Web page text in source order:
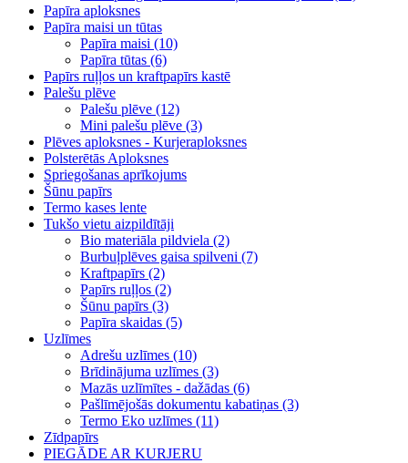
Papīra aploksnes
Papīra maisi un tūtas
Papīra maisi (10)
Papīra tūtas (6)
Papīrs ruļļos un kraftpapīrs kastē
Palešu plēve
Palešu plēve (12)
Mini palešu plēve (3)
Plēves aploksnes - Kurjeraploksnes
Polsterētās Aploksnes
Spriegošanas aprīkojums
Šūnu papīrs
Termo kases lente
Tukšo vietu aizpildītāji
Bio materiāla pildviela (2)
Burbuļplēves gaisa spilveni (7)
Kraftpapīrs (2)
Papīrs ruļļos (2)
Šūnu papīrs (3)
Papīra skaidas (5)
Uzlīmes
Adrešu uzlīmes (10)
Brīdinājuma uzlīmes (3)
Mazās uzlīmītes - dažādas (6)
Pašlīmējošās dokumentu kabatiņas (3)
Termo Eko uzlīmes (11)
Zīdpapīrs
PIEGĀDE AR KURJERU